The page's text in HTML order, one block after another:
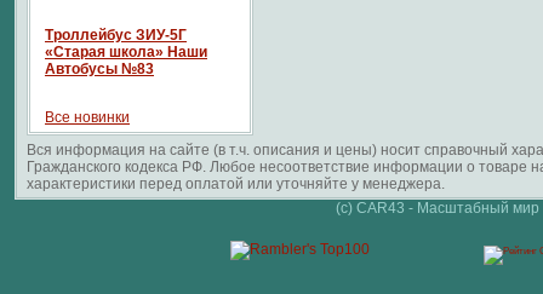
Троллейбус ЗИУ-5Г
«Старая школа» Наши
Автобусы №83
Все новинки
Вся информация на сайте (в т.ч. описания и цены) носит справочный
Гражданского кодекса РФ. Любое несоответствие информации о
характеристики перед оплатой или уточняйте у менеджера.
(c) CAR43 - Масштабный мир